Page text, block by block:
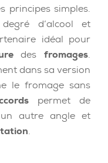
principes simples.
d’alcool et
idéal pour
desfromages.
dans sa version
le fromage sans
permet de
autre angle et
.